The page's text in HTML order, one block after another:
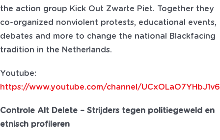
the action group Kick Out Zwarte Piet. Together they
co-organized nonviolent protests, educational events,
debates and more to change the national Blackfacing
tradition in the Netherlands.
Youtube:
https://www.youtube.com/channel/
Controle Alt Delete – Strijders tegen politiegeweld en
etnisch profileren